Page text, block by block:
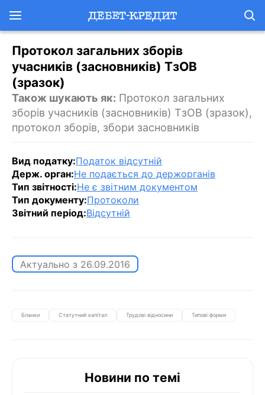
Протокол загальних зборів
учасників (засновників) ТзОВ
(зразок)
Також шукають як: Протокол загальних
зборів учасників (засновників) ТзОВ (зразок),
протокол зборів, збори засновників
Вид податку:Податок відсутній
Держ. орган:Не подається до держорганів
Тип звітності:Не є звітним документом
Тип документу:Протоколи
Звітний період:Відсутній
Актуально з 26.09.2016
Бланки Статутний капітал Трудові відносини Типові форми
Новини по темі